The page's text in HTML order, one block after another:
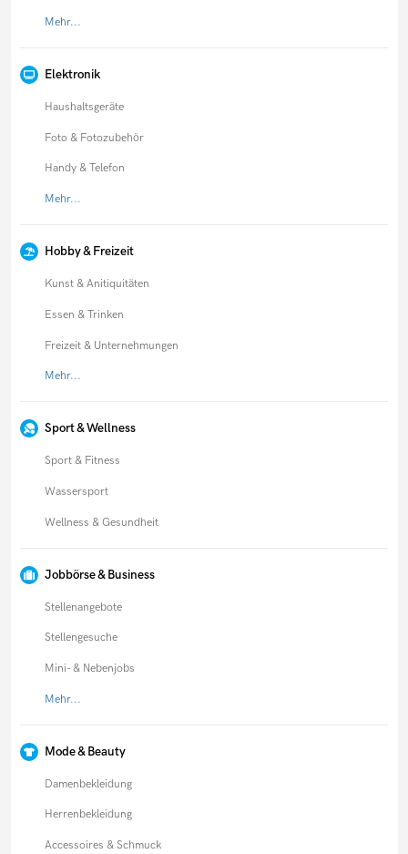
Mehr...
Elektronik
Haushaltsgeräte
Foto & Fotozubehör
Handy & Telefon
Mehr...
Hobby & Freizeit
Kunst & Anitiquitäten
Essen & Trinken
Freizeit & Unternehmungen
Mehr...
Sport & Wellness
Sport & Fitness
Wassersport
Wellness & Gesundheit
Jobbörse & Business
Stellenangebote
Stellengesuche
Mini- & Nebenjobs
Mehr...
Mode & Beauty
Damenbekleidung
Herrenbekleidung
Accessoires & Schmuck